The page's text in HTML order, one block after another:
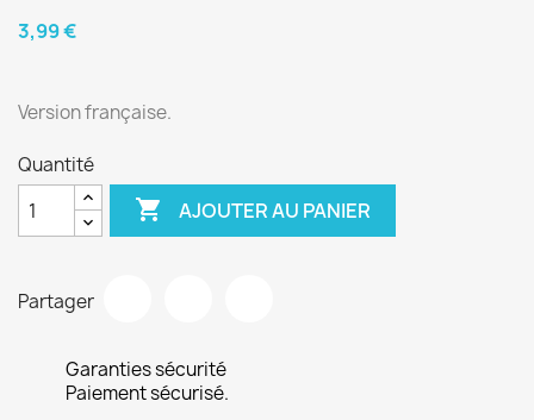
3,99 €
Version française.
Quantité
 AJOUTER AU PANIER
Partager
Garanties sécurité
Paiement sécurisé.